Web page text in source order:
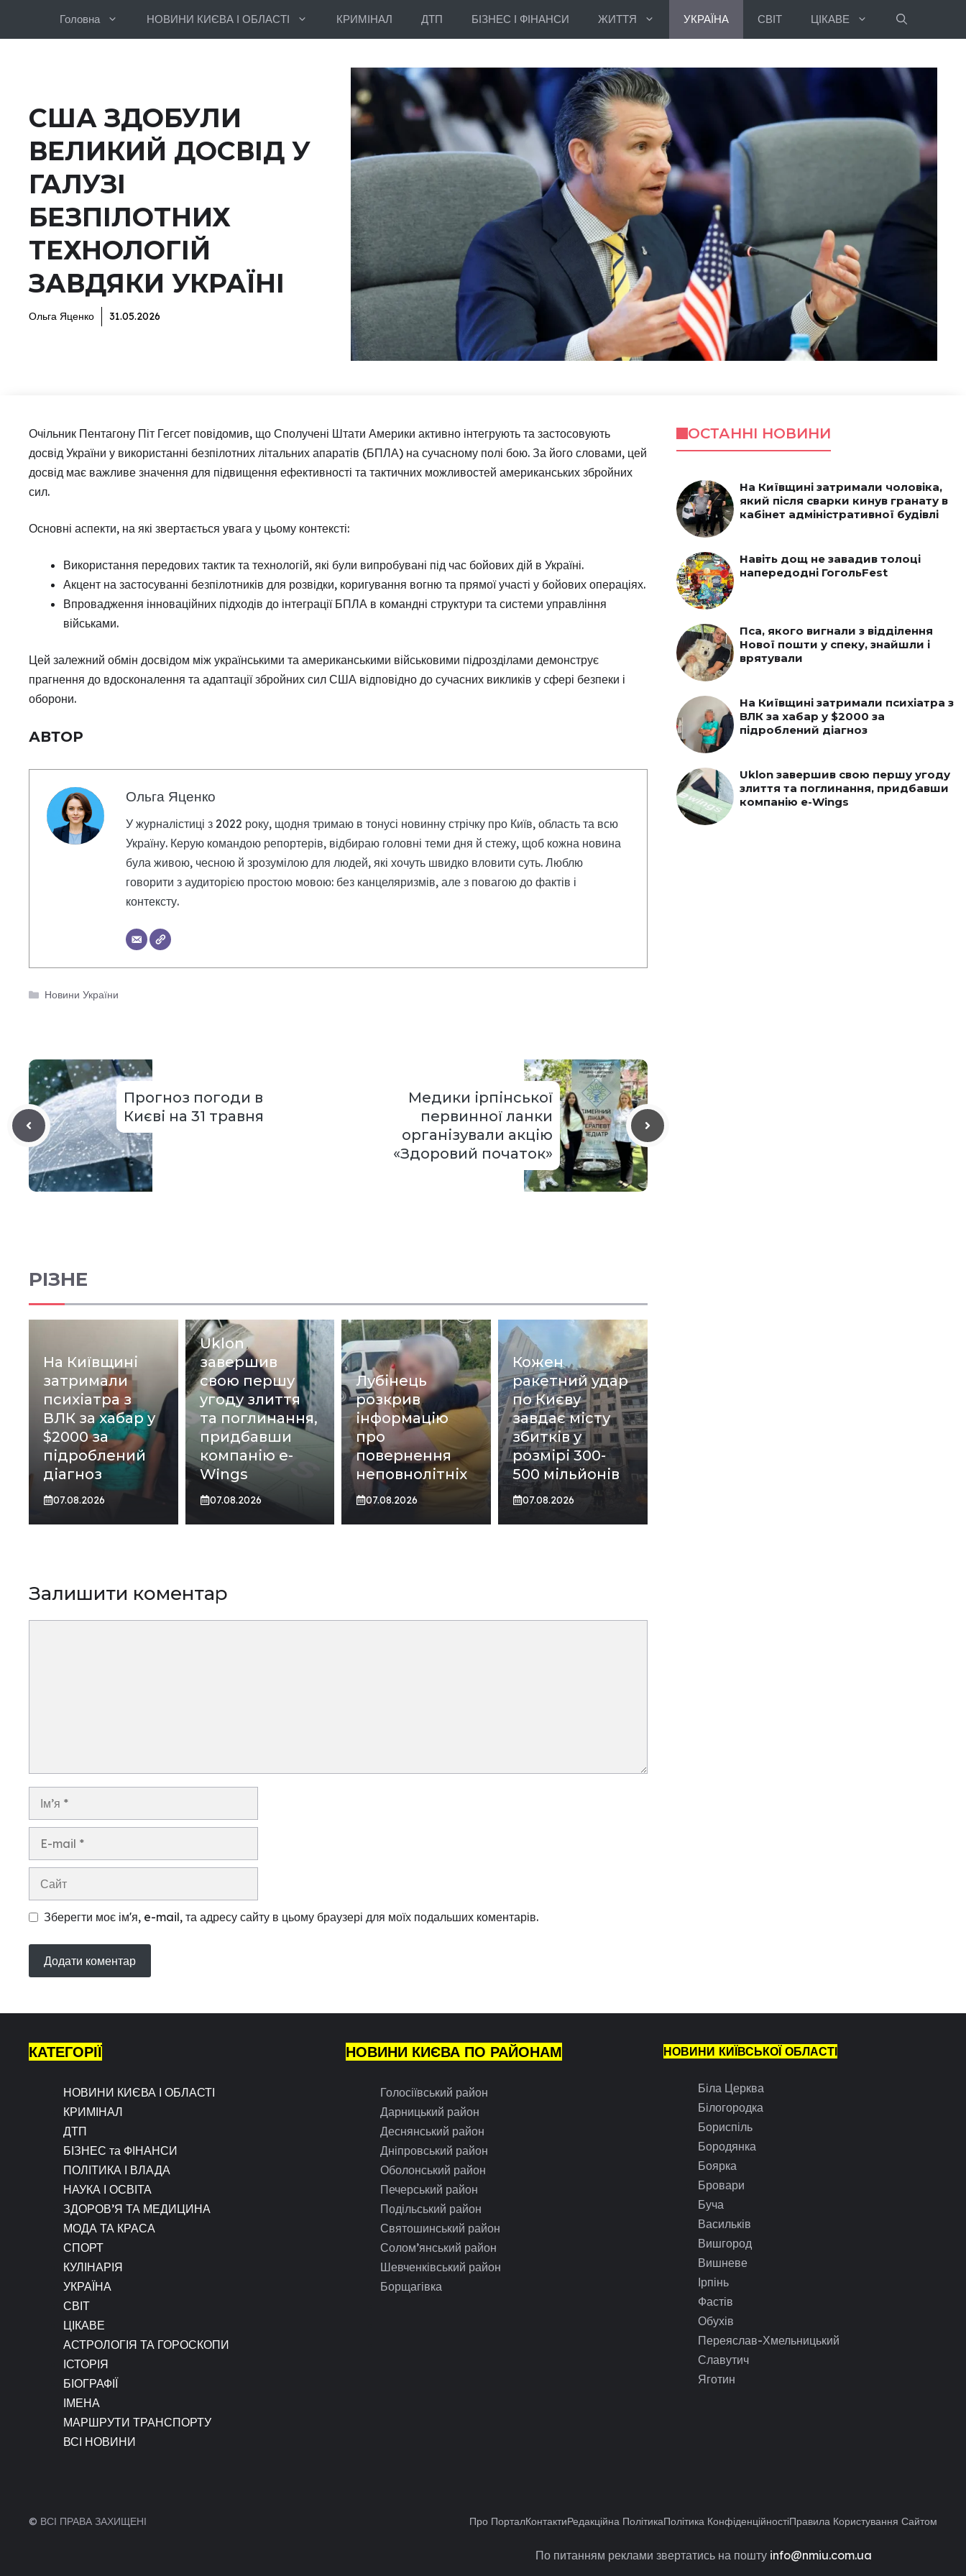
Головна НОВИНИ КИЄВА І ОБЛАСТІ КРИМІНАЛ ДТП БІЗНЕС І ФІНАНСИ ЖИТТЯ УКРАЇНА СВІТ ЦІКАВЕ
США ЗДОБУЛИ
ВЕЛИКИЙ ДОСВІД У
ГАЛУЗІ
БЕЗПІЛОТНИХ
ТЕХНОЛОГІЙ
ЗАВДЯКИ УКРАЇНІ
Ольга Яценко 31.05.2026
Очільник Пентагону Піт Гегсет повідомив, що Сполучені Штати Америки активно інтегрують та застосовують
досвід України у використанні безпілотних літальних апаратів (БПЛА) на сучасному полі бою. За його словами, цей
досвід має важливе значення для підвищення ефективності та тактичних можливостей американських збройних
сил.
Основні аспекти, на які звертається увага у цьому контексті:
Використання передових тактик та технологій, які були випробувані під час бойових дій в Україні.
Акцент на застосуванні безпілотників для розвідки, коригування вогню та прямої участі у бойових операціях.
Впровадження інноваційних підходів до інтеграції БПЛА в командні структури та системи управління
військами.
Цей залежний обмін досвідом між українськими та американськими військовими підрозділами демонструє
прагнення до вдосконалення та адаптації збройних сил США відповідно до сучасних викликів у сфері безпеки і
оборони.
АВТОР
Ольга Яценко
У журналістиці з 2022 року, щодня тримаю в тонусі новинну стрічку про Київ, область та всю
Україну. Керую командою репортерів, відбираю головні теми дня й стежу, щоб кожна новина
була живою, чесною й зрозумілою для людей, які хочуть швидко вловити суть. Люблю
говорити з аудиторією простою мовою: без канцеляризмів, але з повагою до фактів і
контексту.
Категорії
Новини України
Прогноз погоди в
Києві на 31 травня
Медики ірпінської
первинної ланки
організували акцію
«Здоровий початок»
РІЗНЕ
На Київщині
затримали
психіатра з
ВЛК за хабар у
$2000 за
підроблений
діагноз
07.08.2026
Uklon
завершив
свою першу
угоду злиття
та поглинання,
придбавши
компанію e-
Wings
07.08.2026
Лубінець
розкрив
інформацію
про
повернення
неповнолітніх
07.08.2026
Кожен
ракетний удар
по Києву
завдає місту
збитків у
розмірі 300-
500 мільйонів
07.08.2026
Залишити коментар
Зберегти моє ім'я, e-mail, та адресу сайту в цьому браузері для моїх подальших коментарів.
ОСТАННІ НОВИНИ
На Київщині затримали чоловіка,
який після сварки кинув гранату в
кабінет адміністративної будівлі
Навіть дощ не завадив толоці
напередодні ГогольFest
Пса, якого вигнали з відділення
Нової пошти у спеку, знайшли і
врятували
На Київщині затримали психіатра з
ВЛК за хабар у $2000 за
підроблений діагноз
Uklon завершив свою першу угоду
злиття та поглинання, придбавши
компанію e-Wings
КАТЕГОРІЇ
НОВИНИ КИЄВА І ОБЛАСТІ
КРИМІНАЛ
ДТП
БІЗНЕС та ФІНАНСИ
ПОЛІТИКА І ВЛАДА
НАУКА І ОСВІТА
ЗДОРОВ’Я ТА МЕДИЦИНА
МОДА ТА КРАСА
СПОРТ
КУЛІНАРІЯ
УКРАЇНА
СВІТ
ЦІКАВЕ
АСТРОЛОГІЯ ТА ГОРОСКОПИ
ІСТОРІЯ
БІОГРАФІЇ
ІМЕНА
МАРШРУТИ ТРАНСПОРТУ
ВСІ НОВИНИ
НОВИНИ КИЄВА ПО РАЙОНАМ
Голосіївський район
Дарницький район
Деснянський район
Дніпровський район
Оболонський район
Печерський район
Подільський район
Святошинський район
Солом’янський район
Шевченківський район
Борщагівка
НОВИНИ КИЇВСЬКОЇ ОБЛАСТІ
Біла Церква
Білогородка
Бориспіль
Бородянка
Боярка
Бровари
Буча
Васильків
Вишгород
Вишневе
Ірпінь
Фастів
Обухів
Переяслав-Хмельницький
Славутич
Яготин
© ВСІ ПРАВА ЗАХИЩЕНІ Про ПорталКонтактиРедакційна ПолітикаПолітика КонфіденційностіПравила Користування Сайтом
По питанням реклами звертатись на пошту info@nmiu.com.ua